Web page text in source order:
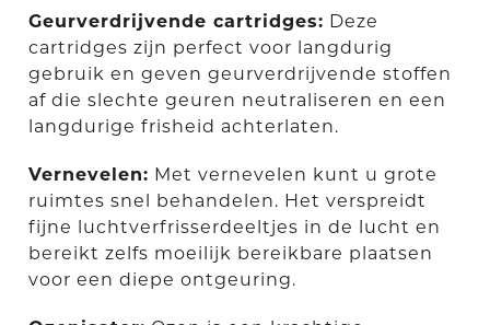
Geurverdrijvende cartridges: Deze
cartridges zijn perfect voor langdurig
gebruik en geven geurverdrijvende stoffen
af die slechte geuren neutraliseren en een
langdurige frisheid achterlaten.
Vernevelen: Met vernevelen kunt u grote
ruimtes snel behandelen. Het verspreidt
fijne luchtverfrisserdeeltjes in de lucht en
bereikt zelfs moeilijk bereikbare plaatsen
voor een diepe ontgeuring.